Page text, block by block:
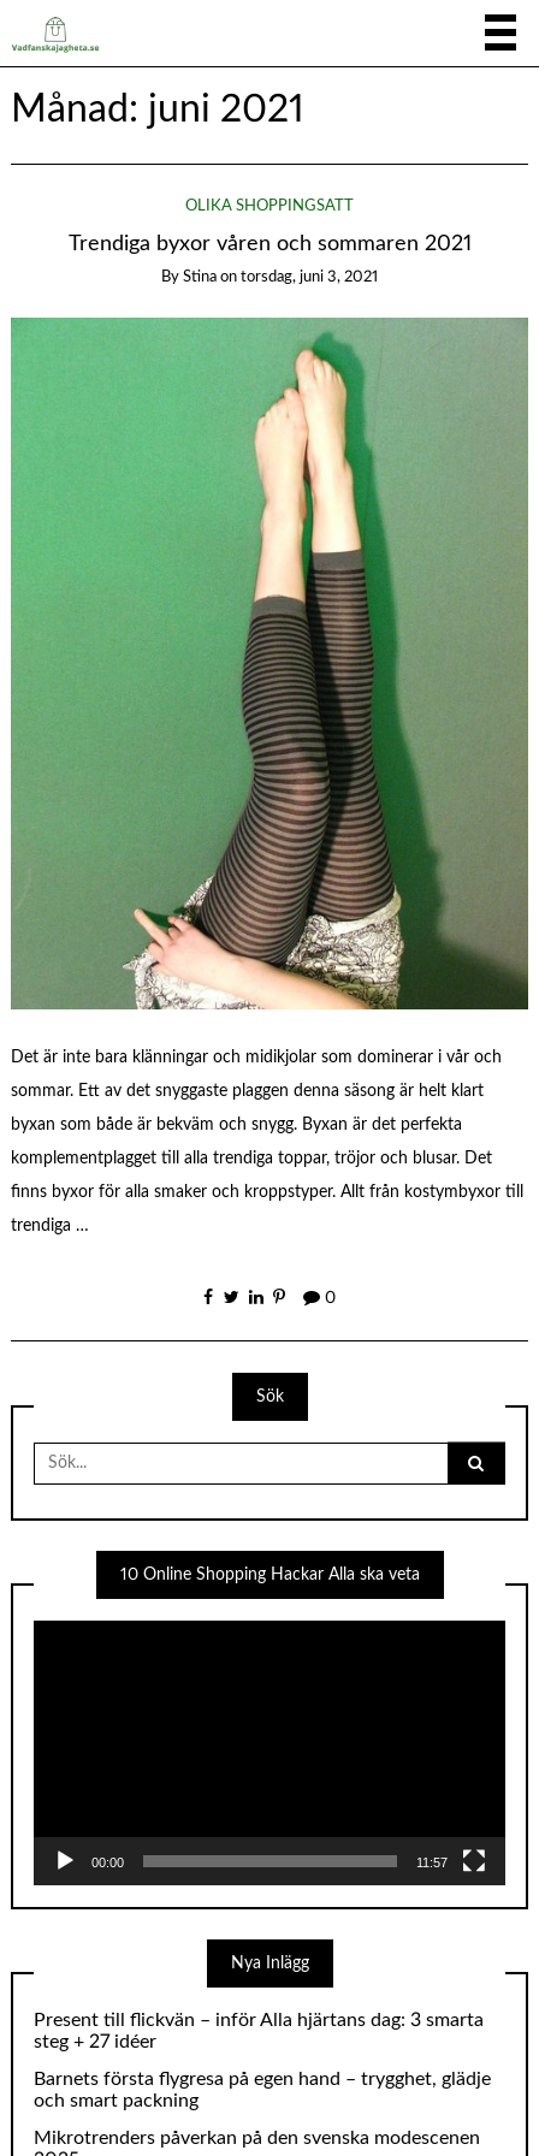
Månad: juni 2021
OLIKA SHOPPINGSÄTT
Trendiga byxor våren och sommaren 2021
By Stina on torsdag, juni 3, 2021
Det är inte bara klänningar och midikjolar som dominerar i vår och
sommar. Ett av det snyggaste plaggen denna säsong är helt klart
byxan som både är bekväm och snygg. Byxan är det perfekta
komplementplagget till alla trendiga toppar, tröjor och blusar. Det
finns byxor för alla smaker och kroppstyper. Allt från kostymbyxor till
trendiga …
0
Sök
for:
10 Online Shopping Hackar Alla ska veta
00:00 11:57
Nya Inlägg
Present till flickvän – inför Alla hjärtans dag: 3 smarta
steg + 27 idéer
Barnets första flygresa på egen hand – trygghet, glädje
och smart packning
Mikrotrenders påverkan på den svenska modescenen